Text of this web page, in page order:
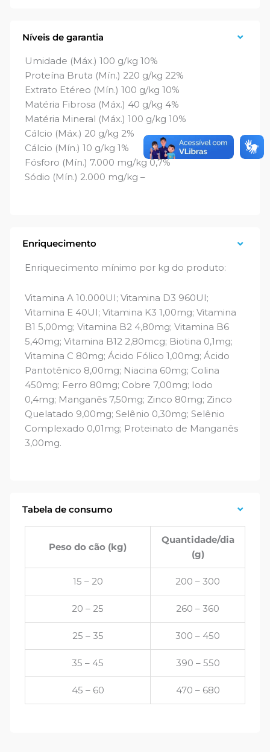
Níveis de garantia
Umidade (Máx.) 100 g/kg 10%
Proteína Bruta (Mín.) 220 g/kg 22%
Extrato Etéreo (Mín.) 100 g/kg 10%
Matéria Fibrosa (Máx.) 40 g/kg 4%
Matéria Mineral (Máx.) 100 g/kg 10%
Cálcio (Máx.) 20 g/kg 2%
Cálcio (Mín.) 10 g/kg 1%
Fósforo (Mín.) 7.000 mg/kg 0,7%
Sódio (Mín.) 2.000 mg/kg –
Enriquecimento
Enriquecimento mínimo por kg do produto:
Vitamina A 10.000UI; Vitamina D3 960UI;
Vitamina E 40UI; Vitamina K3 1,00mg; Vitamina
B1 5,00mg; Vitamina B2 4,80mg; Vitamina B6
5,40mg; Vitamina B12 2,80mcg; Biotina 0,1mg;
Vitamina C 80mg; Ácido Fólico 1,00mg; Ácido
Pantotênico 8,00mg; Niacina 60mg; Colina
450mg; Ferro 80mg; Cobre 7,00mg; Iodo
0,4mg; Manganês 7,50mg; Zinco 80mg; Zinco
Quelatado 9,00mg; Selênio 0,30mg; Selênio
Complexado 0,01mg; Proteinato de Manganês
3,00mg.
Tabela de consumo
Peso do cão (kg)
Quantidade/dia
(g)
15 – 20 200 – 300
20 – 25 260 – 360
25 – 35 300 – 450
35 – 45 390 – 550
45 – 60 470 – 680